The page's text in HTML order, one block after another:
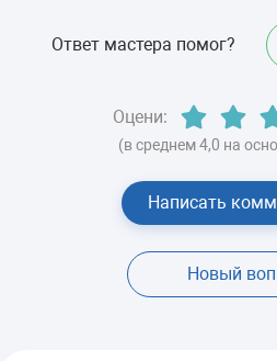
Ответ мастера помог?
Оцени:
(в среднем 4,0 на
Написать
Новый